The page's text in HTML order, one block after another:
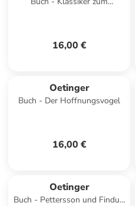
16,00 €
Oetinger
Buch - Der Hoffnungsvogel
16,00 €
Oetinger
Buch - Pettersson und Findus.